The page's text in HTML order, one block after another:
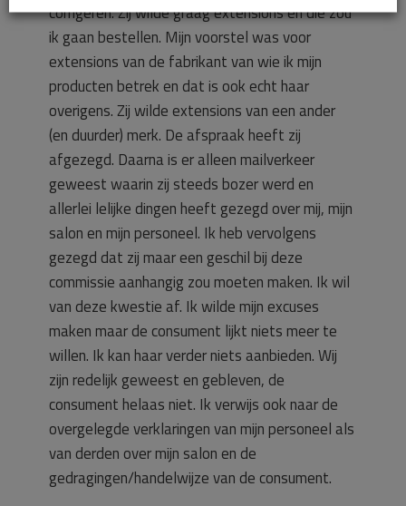
corrigeren. Zij wilde graag extensions en die zou
ik gaan bestellen. Mijn voorstel was voor
extensions van de fabrikant van wie ik mijn
producten betrek en dat is ook echt haar
overigens. Zij wilde extensions van een ander
(en duurder) merk. De afspraak heeft zij
afgezegd. Daarna is er alleen mailverkeer
geweest waarin zij steeds bozer werd en
allerlei lelijke dingen heeft gezegd over mij, mijn
salon en mijn personeel. Ik heb vervolgens
gezegd dat zij maar een geschil bij deze
commissie aanhangig zou moeten maken. Ik wil
van deze kwestie af. Ik wilde mijn excuses
maken maar de consument lijkt niets meer te
willen. Ik kan haar verder niets aanbieden. Wij
zijn redelijk geweest en gebleven, de
consument helaas niet. Ik verwijs ook naar de
overgelegde verklaringen van mijn personeel als
van derden over mijn salon en de
gedragingen/handelwijze van de consument.